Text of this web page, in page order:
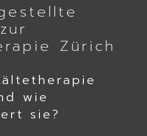
Zürich
wie
sie?